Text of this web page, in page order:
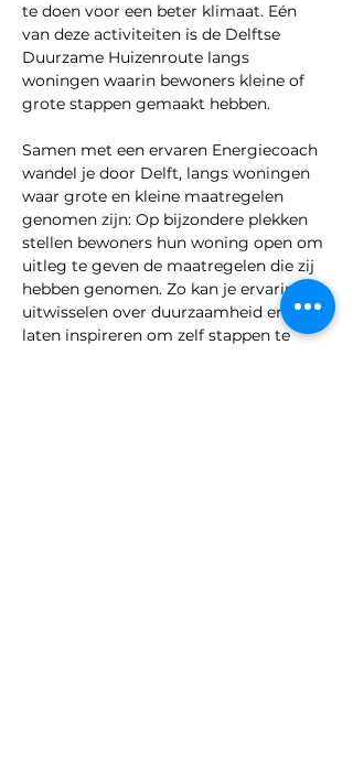
te doen voor een beter klimaat. Eén
van deze activiteiten is de Delftse
Duurzame Huizenroute langs
woningen waarin bewoners kleine of
grote stappen gemaakt hebben.
Samen met een ervaren Energiecoach
wandel je door Delft, langs woningen
waar grote en kleine maatregelen
genomen zijn: Op bijzondere plekken
stellen bewoners hun woning open om
uitleg te geven de maatregelen die zij
hebben genomen. Zo kan je ervaringen
uitwisselen over duurzaamheid en je
laten inspireren om zelf stappen te